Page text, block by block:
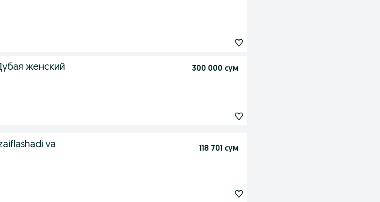
женский 300 000 сум
va
118 701 сум